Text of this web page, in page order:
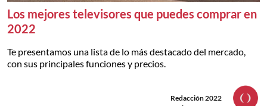
Los mejores televisores que puedes comprar en
2022
Te presentamos una lista de lo más destacado del mercado,
con sus principales funciones y precios.
Redacción 2022